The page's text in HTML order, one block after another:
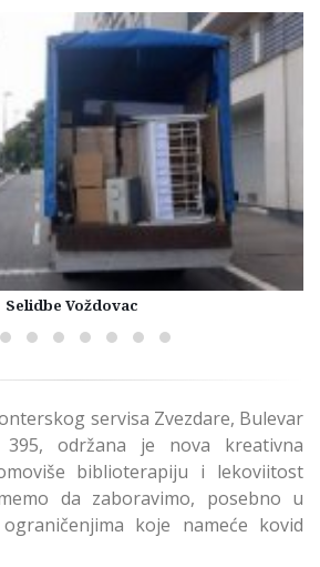
Selidbe Voždovac
servisa Zvezdare, Bulevar
395, održana je nova kreativna
biblioterapiju i lekoviitost
da zaboravimo, posebno u
koje nameće kovid